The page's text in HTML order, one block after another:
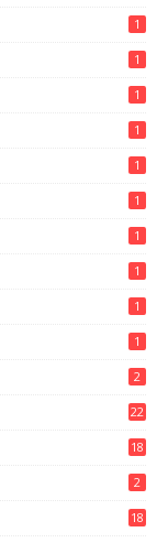
1
1
1
1
1
1
1
1
1
1
2
22
18
2
18